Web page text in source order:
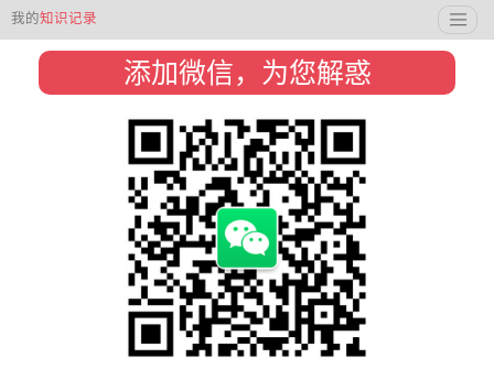
我的知识记录
添加微信，为您解惑